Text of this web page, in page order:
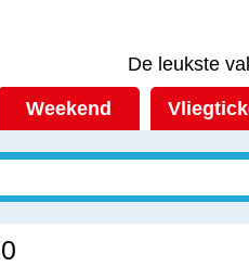
De leukste
Weekend